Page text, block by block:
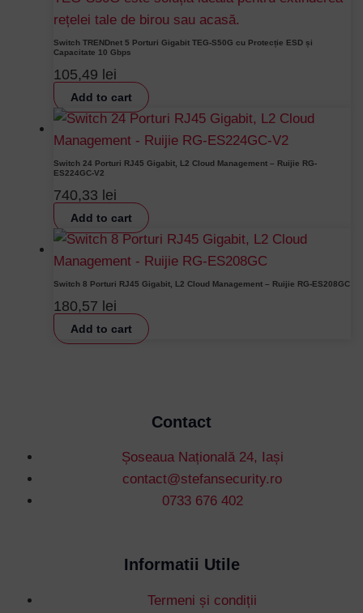
Switch TRENDnet 5 Porturi Gigabit TEG-S50G cu Protecție ESD și
Capacitate 10 Gbps
105,49 lei
Add to cart
Switch 24 Porturi RJ45 Gigabit, L2 Cloud Management – Ruijie RG-
ES224GC-V2
740,33 lei
Add to cart
Switch 8 Porturi RJ45 Gigabit, L2 Cloud Management – Ruijie RG-ES208GC
180,57 lei
Add to cart
Contact
Șoseaua Națională 24, Iași
contact@stefansecurity.ro
0733 676 402
Informatii Utile
Termeni și condiții